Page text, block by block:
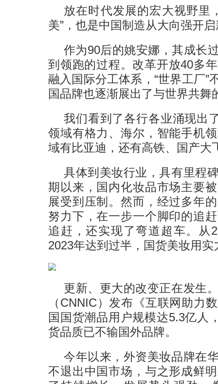
放在时代发展的宏大视野里
美”，也是中国制造从大向强开
作为90后的姚安娜，其成长
到领跑的过程。改革开放40多
融入国际分工体系，“世界工厂
国品牌也逐渐展出了与世界共舞
我们看到了各行各业涌现出
领域有格力、海尔，智能手机
域有比亚迪，还有高铁、国产
具体到美妆行业，具有里程
期以来，国内化妆品市场主要
展受到压制。然而，经过多年
努力下，在一步一个脚印的追
追赶，还实现了弯道超车。从
2023年达到过半，国货美妆用
更新、更大的改变正在发生
（CNNIC）发布《互联网助力
国国货潮品用户规模达5.3亿人
货品质已不输国外品牌。
今年以来，外资美妆品牌在
不退出中国市场，与之形成鲜